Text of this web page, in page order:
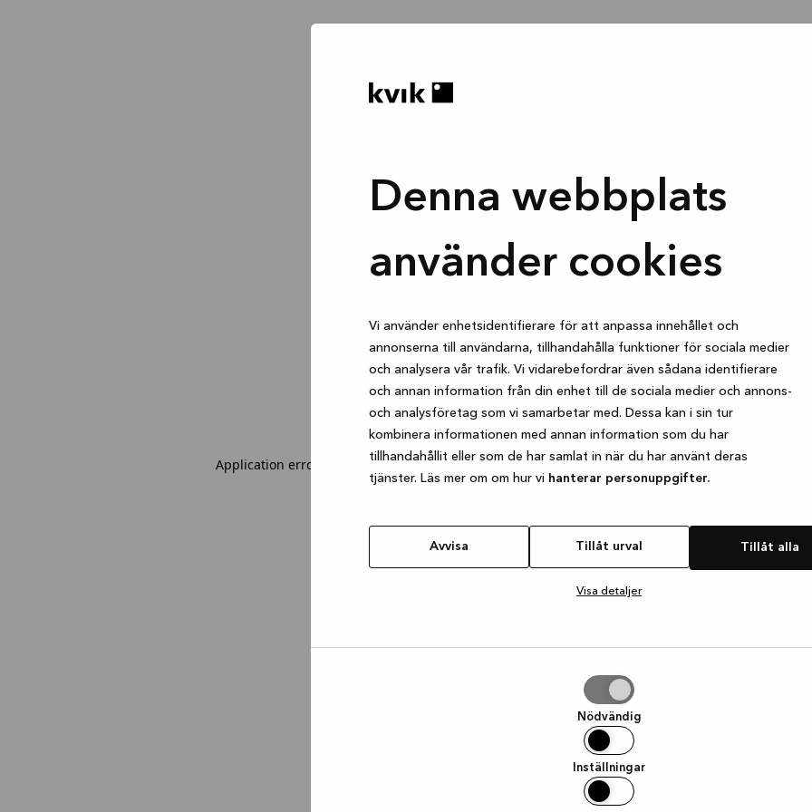
Denna webbplats
använder cookies
Vi använder enhetsidentifierare för att anpassa innehållet och
annonserna till användarna, tillhandahålla funktioner för sociala medier
och analysera vår trafik. Vi vidarebefordrar även sådana identifierare
och annan information från din enhet till de sociala medier och annons-
och analysföretag som vi samarbetar med. Dessa kan i sin tur
kombinera informationen med annan information som du har
tillhandahållit eller som de har samlat in när du har använt deras
tjänster. Läs mer om om hur vi hanterar personuppgifter.
Avvisa Tillåt urval Tillåt alla
Visa detaljer
Nödvändig
Inställningar
Application error: a client-side exception has occurred while loadingwww.kvik.se (see the